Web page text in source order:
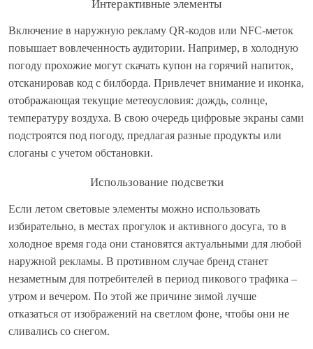
Интерактивные элементы
Включение в наружную рекламу QR-кодов или NFC-меток
повышает вовлеченность аудитории. Например, в холодную
погоду прохожие могут скачать купон на горячий напиток,
отсканировав код с билборда. Привлечет внимание и иконка,
отображающая текущие метеоусловия: дождь, солнце,
температуру воздуха. В свою очередь цифровые экраны сами
подстроятся под погоду, предлагая разные продукты или
слоганы с учетом обстановки.
Использование подсветки
Если летом световые элементы можно использовать
избирательно, в местах прогулок и активного досуга, то в
холодное время года они становятся актуальными для любой
наружной рекламы. В противном случае бренд станет
незаметным для потребителей в период пикового трафика –
утром и вечером. По этой же причине зимой лучше
отказаться от изображений на светлом фоне, чтобы они не
сливались со снегом.